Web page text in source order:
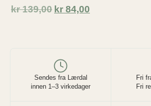
kr139,00 kr 84,00
Sendes fra Lærdal
innen 1–3 virkedager
Fri
Fri